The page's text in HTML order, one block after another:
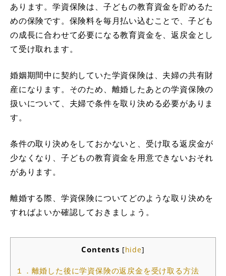
あります。学資保険は、子どもの教育資金を貯めるた
めの保険です。保険料を毎月払い込むことで、子ども
の成長に合わせて必要になる教育資金を、返戻金とし
て受け取れます。
婚姻期間中に契約していた学資保険は、夫婦の共有財
産になります。そのため、離婚したあとの学資保険の
扱いについて、夫婦で条件を取り決める必要がありま
す。
条件の取り決めをしておかないと、受け取る返戻金が
少なくなり、子どもの教育資金を用意できないおそれ
があります。
離婚する際、学資保険についてどのような取り決めを
すればよいか確認しておきましょう。
Contents [hide]
１．離婚した後に学資保険の返戻金を受け取る方法